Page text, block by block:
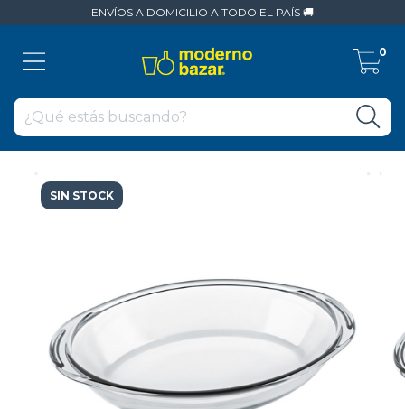
ENVÍOS A DOMICILIO A TODO EL PAÍS 🚚
0
SIN STOCK